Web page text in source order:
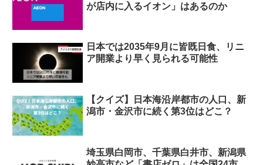
が店内に入るイオン」はあるのか
日本では2035年9月に皆既日食、リニ
ア開業より早く見られる可能性
【クイズ】日本海沿岸都市の人口、新
潟市・金沢市に続く第3位はどこ？
埼玉県白岡市、千葉県白井市、新潟県